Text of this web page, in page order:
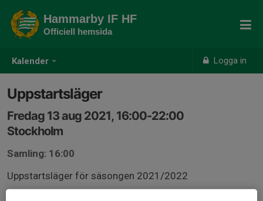
Kalender Logga in
Hammarby IF HF
Officiell hemsida
Uppstartsläger
Fredag 13 aug 2021, 16:00-22:00
Stockholm
Samling: 16:00
Uppstartsläger för säsongen 2021/2022